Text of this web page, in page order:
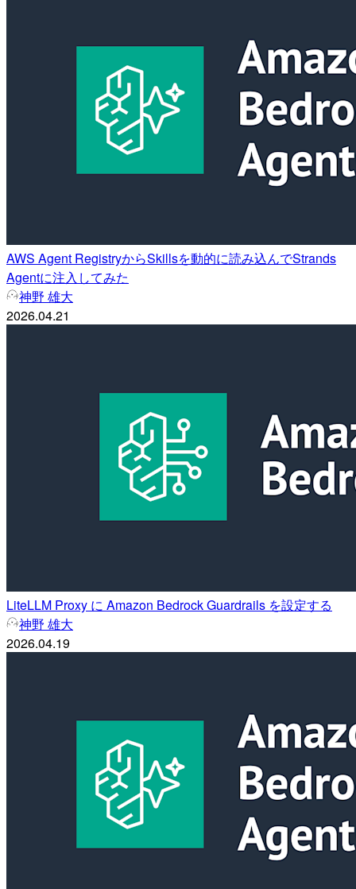
AWS Agent RegistryからSkillsを動的に読み込んでStrands
Agentに注入してみた
神野 雄大
2026.04.21
LiteLLM Proxy に Amazon Bedrock Guardrails を設定する
神野 雄大
2026.04.19